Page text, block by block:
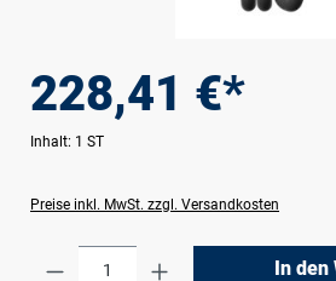
228,41 €*
Inhalt: 1 ST
Preise inkl. MwSt. zzgl. Versandkosten
Produkt Anzahl: Gib den
In den